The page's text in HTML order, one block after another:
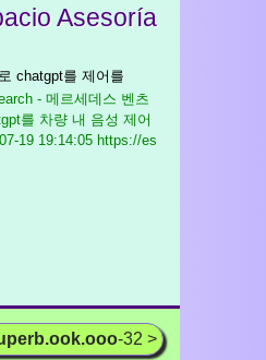
Asesoría
chatgpt를 제어를
- 메르세데스 벤츠
를 차량 내 음성 제어
19 19:14:05 https://es
-32 >